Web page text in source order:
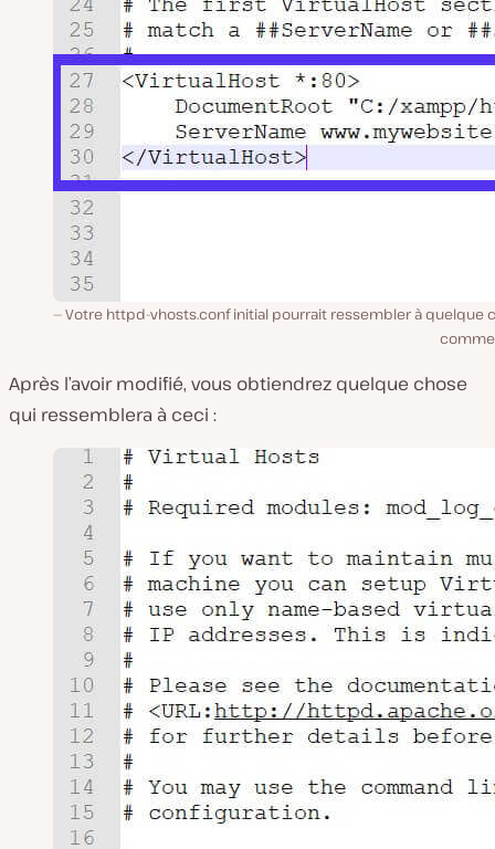
Votre httpd-vhosts.conf initial pourrait ressembler à quelque
Après l’avoir modifié, vous obtiendrez quelque chose
qui ressemblera à ceci :